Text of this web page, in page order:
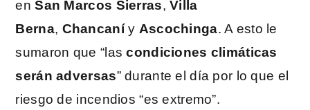
enSan Marcos Sierras,Villa
Berna, Chancaníy Ascochinga. A esto le
sumaron que “lascondiciones climáticas
serán adversas” durante el día por lo que el
riesgo de incendios “es extremo”.